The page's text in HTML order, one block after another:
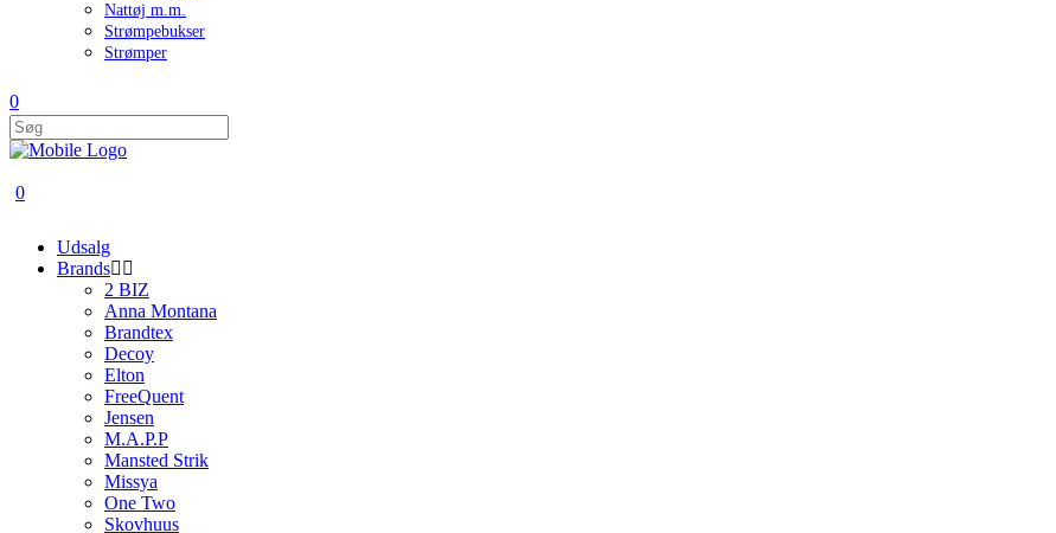
Nattøj m.m.
Strømpebukser
Strømper
0
0
Udsalg
Brands
2 BIZ
Anna Montana
Brandtex
Decoy
Elton
FreeQuent
Jensen
M.A.P.P
Mansted Strik
Missya
One Two
Skovhuus